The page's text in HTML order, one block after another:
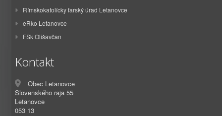
Rímskokatolícky farský úrad Letanovce
eRko Letanovce
FSk Olišavčan
Kontakt
Obec Letanovce
Slovenského raja 55
Letanovce
053 13